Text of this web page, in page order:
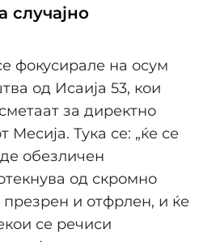
случајно
фокусирале на осум
од Исаија 53, кои
за директно
Месија. Тука се: „ќе се
обезличен
од скромно
презрен и отфрлен, и ќе
се речиси